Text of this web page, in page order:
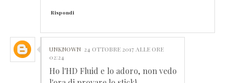
Rispondi
UNKNOWN 24 OTTOBRE 2017 ALLE ORE
02:24
Ho l'HD Fluid e lo adoro, non vedo